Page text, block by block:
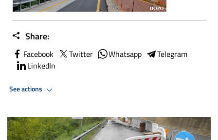
Share:
Facebook Twitter Whatsapp
Telegram
LinkedIn
See actions